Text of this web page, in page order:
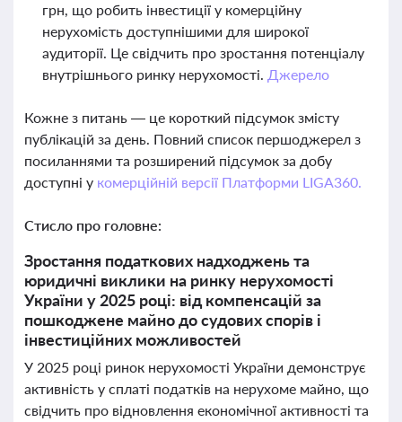
грн, що робить інвестиції у комерційну
нерухомість доступнішими для широкої
аудиторії. Це свідчить про зростання потенціалу
внутрішнього ринку нерухомості. Джерело
Кожне з питань — це короткий підсумок змісту
публікацій за день. Повний список першоджерел з
посиланнями та розширений підсумок за добу
доступні у комерційній версії Платформи LIGA360.
Стисло про головне:
Зростання податкових надходжень та
юридичні виклики на ринку нерухомості
України у 2025 році: від компенсацій за
пошкоджене майно до судових спорів і
інвестиційних можливостей
У 2025 році ринок нерухомості України демонструє
активність у сплаті податків на нерухоме майно, що
свідчить про відновлення економічної активності та